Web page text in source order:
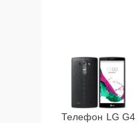
Телефон LG G4